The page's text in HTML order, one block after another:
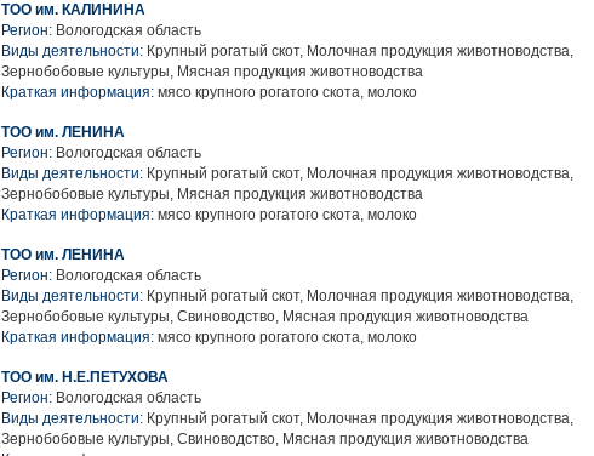
ТОО им. КАЛИНИНА
Регион: Вологодская область
Виды деятельности: Крупный рогатый скот, Молочная продукция животноводства,
Зернобобовые культуры, Мясная продукция животноводства
Краткая информация: мясо крупного рогатого скота, молоко
ТОО им. ЛЕНИНА
Регион: Вологодская область
Виды деятельности: Крупный рогатый скот, Молочная продукция животноводства,
Зернобобовые культуры, Мясная продукция животноводства
Краткая информация: мясо крупного рогатого скота, молоко
ТОО им. ЛЕНИНА
Регион: Вологодская область
Виды деятельности: Крупный рогатый скот, Молочная продукция животноводства,
Зернобобовые культуры, Свиноводство, Мясная продукция животноводства
Краткая информация: мясо крупного рогатого скота, молоко
ТОО им. Н.Е.ПЕТУХОВА
Регион: Вологодская область
Виды деятельности: Крупный рогатый скот, Молочная продукция животноводства,
Зернобобовые культуры, Свиноводство, Мясная продукция животноводства